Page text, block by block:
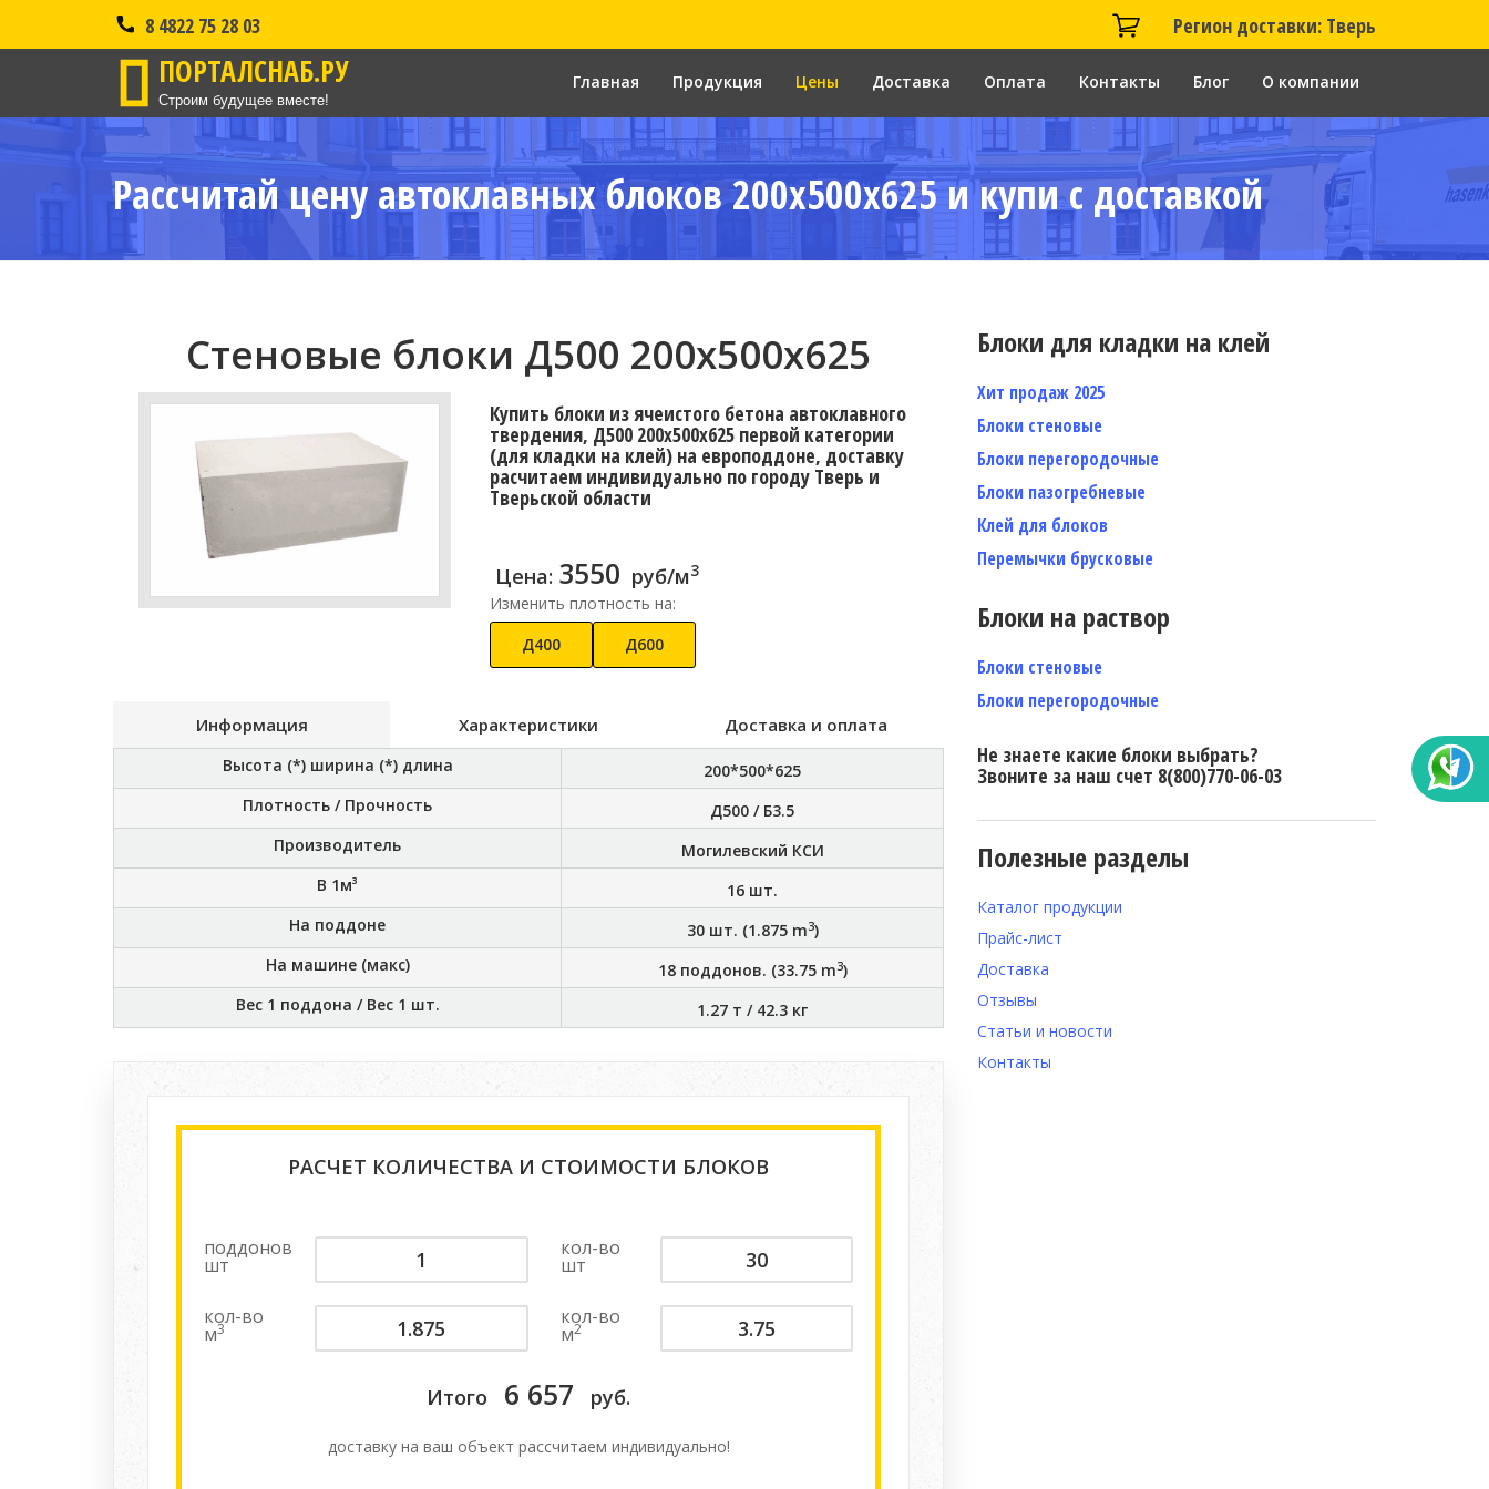
8 4822 75 28 03 Регион доставки: Тверь
ПОРТАЛСНАБ.РУ
Строим будущее вместе!
Главная Продукция Цены Доставка Оплата Контакты Блог О компании
Рассчитай цену автоклавных блоков 200x500x625 и купи с доставкой
Стеновые блоки Д500 200x500x625
Купить блоки из ячеистого бетона автоклавного
твердения, Д500 200x500x625 первой категории
(для кладки на клей) на европоддоне, доставку
расчитаем индивидуально по городу Тверь и
Тверьской области
Цена: 3550 руб/м3
Изменить плотность на:
Д400
Д600
Информация Характеристики Доставка и оплата
Высота (*) ширина (*) длина
200*500*625
Плотность / Прочность
Д500 / Б3.5
Производитель
Могилевский КСИ
В 1м³
16 шт.
На поддоне
30шт. (1.875m3)
На машине (макс)
18поддонов. (33.75m3)
Вес 1 поддона / Вес 1 шт.
1.27 т / 42.3 кг
РАСЧЕТ КОЛИЧЕСТВА И СТОИМОСТИ БЛОКОВ
поддонов
шт
кол-во
шт
кол-во
м3
кол-во
м2
Итого 6 657 руб.
доставку на ваш объект расcчитаем индивидуально!
Блоки для кладки на клей
Хит продаж 2025
Блоки стеновые
Блоки перегородочные
Блоки пазогребневые
Клей для блоков
Перемычки брусковые
Блоки на раствор
Блоки стеновые
Блоки перегородочные
Не знаете какие блоки выбрать?
Звоните за наш счет 8(800)770-06-03
Полезные разделы
Каталог продукции
Прайс-лист
Доставка
Отзывы
Статьи и новости
Контакты